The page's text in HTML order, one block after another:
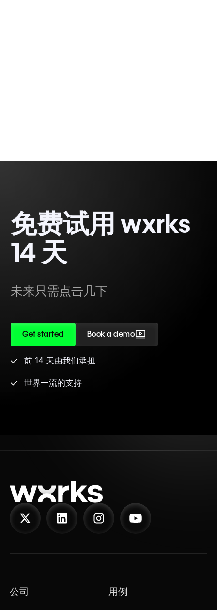
免费试用 wxrks
14 天
未来只需点击几下
Get started Book a demo
前 14 天由我们承担
世界一流的支持
公司 用例